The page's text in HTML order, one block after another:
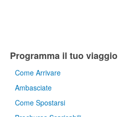
Programma il tuo viaggio
Come Arrivare
Ambasciate
Come Spostarsi